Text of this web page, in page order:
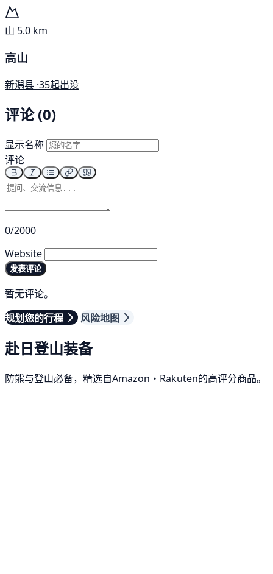
山 5.0 km
高山
新潟县 ·35起出没
评论 (0)
显示名称
评论
0/2000
Website
发表评论
暂无评论。
规划您的行程
风险地图
赴日登山装备
防熊与登山必备，精选自Amazon・Rakuten的高评分商品。